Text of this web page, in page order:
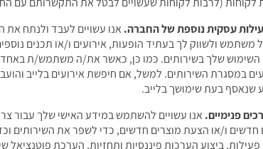
אנו עשויים לעבד ולנתח
משתמש ולשווק לך בעתיד הופעות, אירועים ו/או תכנים
השימוש שלך בשירותים. כמו כן, כאשר את/ה משתמש/ת
במסגרת השירותים. למשל, אם חיפשת אירועים בלייב
שנאסף בעת שימושך בלייב.
אנו עשויים להשתמש במידע האישי שלך עבור
חדשים ו/או הצעת מוצרים חדשים, כדי לשפר את השירותים
פעילות, ביצוע הערכות פיננסיות ותחזיות, הערכת